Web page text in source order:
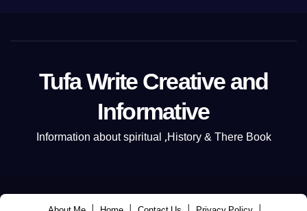
Tufa Write Creative and
Informative
Information about spiritual ,History & There Book